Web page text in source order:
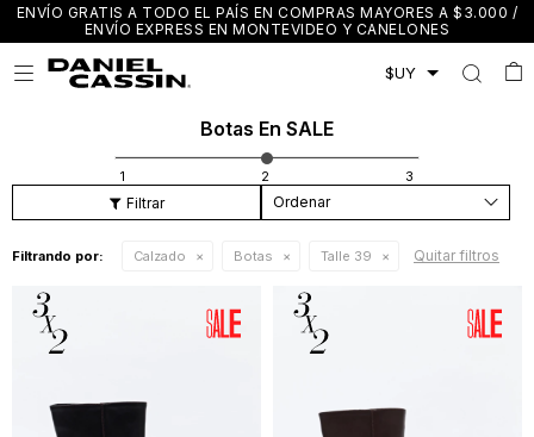
ENVÍO GRATIS A TODO EL PAÍS EN COMPRAS MAYORES A $3.000 /
ENVÍO EXPRESS EN MONTEVIDEO Y CANELONES

Botas En SALE
Recomendados
Filtrando por: Calzado Botas Talle 39 Quitar filtros